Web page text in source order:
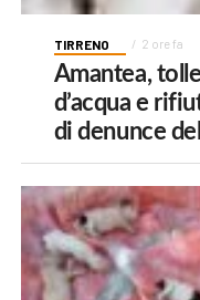
TIRRENO 2 ore fa
Amantea,
d’acqua e
di denunce